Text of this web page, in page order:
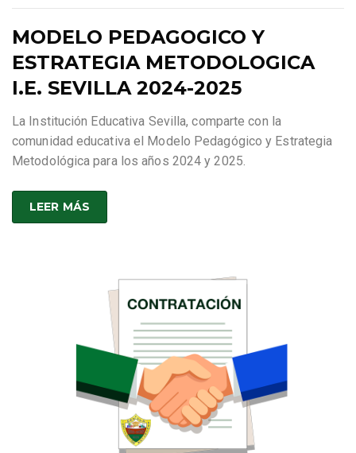
MODELO PEDAGOGICO Y
ESTRATEGIA METODOLOGICA
I.E. SEVILLA 2024-2025
La Institución Educativa Sevilla, comparte con la
comunidad educativa el Modelo Pedagógico y Estrategia
Metodológica para los años 2024 y 2025.
LEER MÁS